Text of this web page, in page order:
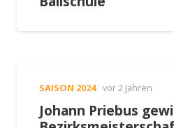
SAISON 2024 vor 2 Jahren
Johann Priebus